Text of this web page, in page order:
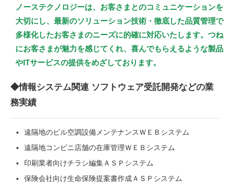
ノーステクノロジーは、お客さまとのコミュニケーションを
大切にし、最新のソリューション技術・徹底した品質管理で
多様化したお客さまのニーズに的確に対応いたします。つね
にお客さまが魅力を感じてくれ、喜んでもらえるような製品
やITサービスの提供をめざしております。
◆情報システム関連 ソフトウェア受託開発などの業
務実績
遠隔地のビル空調設備メンテナンスＷＥＢシステム
遠隔地コンビニ店舗の在庫管理ＷＥＢシステム
印刷業者向けチラシ編集ＡＳＰシステム
保険会社向け生命保険提案書作成ＡＳＰシステム